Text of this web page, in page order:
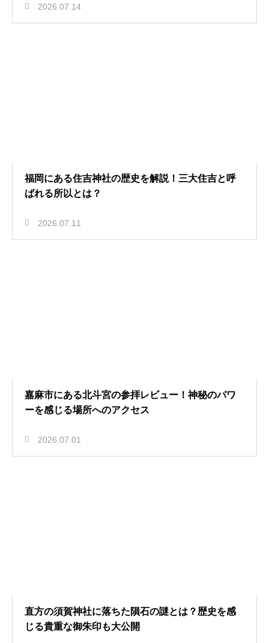
2026.07.14
福岡にある住吉神社の歴史を解説！三大住吉と呼
ばれる所以とは？
2026.07.11
嘉麻市にある北斗宮の参拝レビュー！神秘のパワ
ーを感じる場所へのアクセス
2026.07.01
直方の須賀神社に落ちた隕石の謎とは？歴史を感
じる貴重な御朱印も大公開